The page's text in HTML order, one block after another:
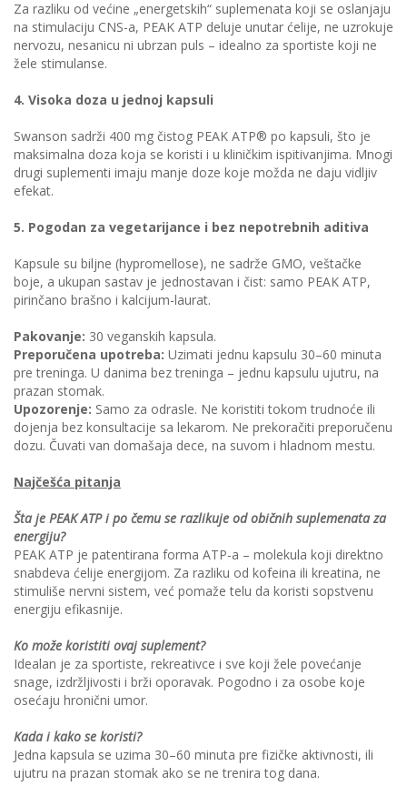
Za razliku od većine „energetskih“ suplemenata koji se oslanjaju
na stimulaciju CNS-a, PEAK ATP deluje unutar ćelije, ne uzrokuje
nervozu, nesanicu ni ubrzan puls – idealno za sportiste koji ne
žele stimulanse.
4. Visoka doza u jednoj kapsuli
Swanson sadrži 400 mg čistog PEAK ATP® po kapsuli, što je
maksimalna doza koja se koristi i u kliničkim ispitivanjima. Mnogi
drugi suplementi imaju manje doze koje možda ne daju vidljiv
efekat.
5. Pogodan za vegetarijance i bez nepotrebnih aditiva
Kapsule su biljne (hypromellose), ne sadrže GMO, veštačke
boje, a ukupan sastav je jednostavan i čist: samo PEAK ATP,
pirinčano brašno i kalcijum-laurat.
Pakovanje: 30 veganskih kapsula.
Preporučena upotreba: Uzimati jednu kapsulu 30–60 minuta
pre treninga. U danima bez treninga – jednu kapsulu ujutru, na
prazan stomak.
Upozorenje: Samo za odrasle. Ne koristiti tokom trudnoće ili
dojenja bez konsultacije sa lekarom. Ne prekoračiti preporučenu
dozu. Čuvati van domašaja dece, na suvom i hladnom mestu.
Najčešća pitanja
Šta je PEAK ATP i po čemu se razlikuje od običnih suplemenata za
energiju?
PEAK ATP je patentirana forma ATP-a – molekula koji direktno
snabdeva ćelije energijom. Za razliku od kofeina ili kreatina, ne
stimuliše nervni sistem, već pomaže telu da koristi sopstvenu
energiju efikasnije.
Ko može koristiti ovaj suplement?
Idealan je za sportiste, rekreativce i sve koji žele povećanje
snage, izdržljivosti i brži oporavak. Pogodno i za osobe koje
osećaju hronični umor.
Kada i kako se koristi?
Jedna kapsula se uzima 30–60 minuta pre fizičke aktivnosti, ili
ujutru na prazan stomak ako se ne trenira tog dana.